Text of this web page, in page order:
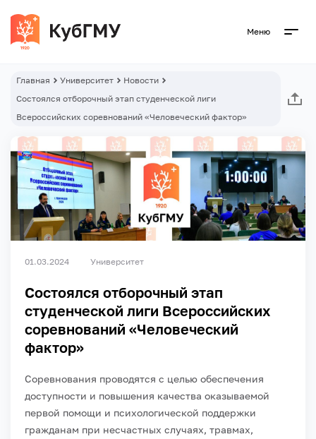
Меню
Главная Университет
Новости
Состоялся отборочный этап студенческой лиги
Всероссийских соревнований «Человеческий фактор»
01.03.2024 Университет
Состоялся отборочный этап
студенческой лиги Всероссийских
соревнований «Человеческий
фактор»
Соревнования проводятся с целью обеспечения
доступности и повышения качества оказываемой
первой помощи и психологической поддержки
гражданам при несчастных случаях, травмах,